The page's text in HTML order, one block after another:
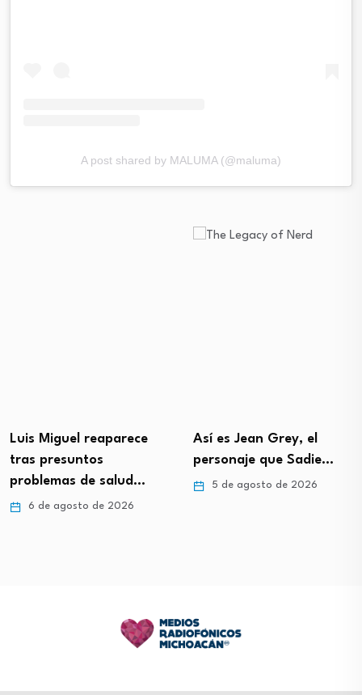
A post shared by MALUMA (@maluma)
Luis Miguel reaparece
tras presuntos
problemas de salud…
6 de agosto de 2026
Así es Jean Grey, el
personaje que Sadie…
5 de agosto de 2026